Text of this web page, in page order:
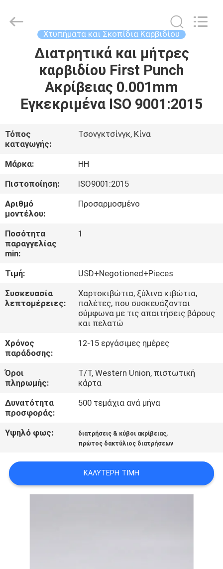
ΣΠΊΤΙ
ΠΡΟΪΌΝΤΑ
ΒΊΝΤΕΟ
ΠΕΡΊΠΟΥ
ΕΜΕΊΣ
ΓΎΡΟΣ
ΕΡΓΟΣΤΑΣΊΩΝ
ΠΟΙΟΤΙΚΌΣ
ΜΑΣ
ΕΛΆΤΕ
ΕΠΑΦΉ
ΜΕ
ΖΗΤΉΣΤΕ
ΈΝΑ
ΑΠΌΣΠΑΣΜΑ
SITEMAP
Χτυπήματα και Σκοπίδια Καρβιδίου
Διατρητικά και μήτρες
καρβιδίου First Punch
Ακρίβειας 0.001mm
Εγκεκριμένα ISO 9001:2015
Τόπος
καταγωγής:
Τσονγκτσίνγκ, Κίνα
Μάρκα:
HH
Πιστοποίηση:
ISO9001:2015
Αριθμό
μοντέλου:
Προσαρμοσμένο
Ποσότητα
παραγγελίας
min:
1
Τιμή:
USD+Negotioned+Pieces
Συσκευασία
λεπτομέρειες:
Χαρτοκιβώτια, ξύλινα κιβώτια,
παλέτες, που συσκευάζονται
σύμφωνα με τις απαιτήσεις βάρους
και πελατώ
Χρόνος
παράδοσης:
12-15 εργάσιμες ημέρες
Όροι
πληρωμής:
T/T, Western Union, πιστωτική
κάρτα
Δυνατότητα
προσφοράς:
500 τεμάχια ανά μήνα
Υψηλό φως: διατρήσεις & κύβοι ακρίβειας,
πρώτος δακτύλιος διατρήσεων
ΚΑΛΎΤΕΡΗ ΤΙΜΉ